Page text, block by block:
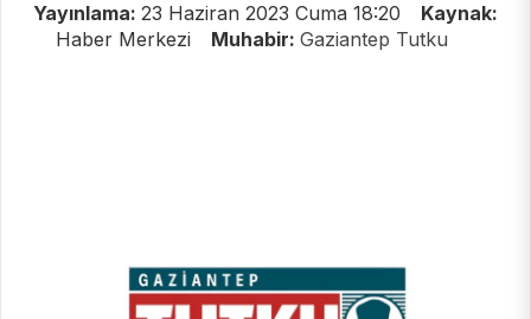
Yayınlama: 23 Haziran 2023 Cuma 18:20
Kaynak:
Haber Merkezi
Muhabir: Gaziantep Tutku